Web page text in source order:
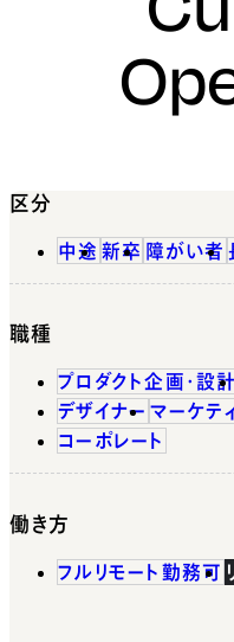
区分
中途 新卒 障がい者
職種
プロダクト企画・設計
デザイナー マーケテ
コーポレート
働き方
フルリモート勤務可